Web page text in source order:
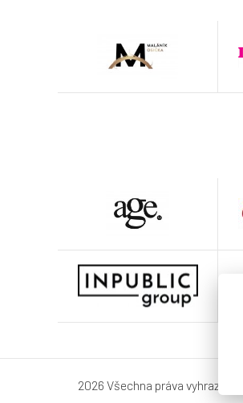
2026 Všechna práva vyhrazena |